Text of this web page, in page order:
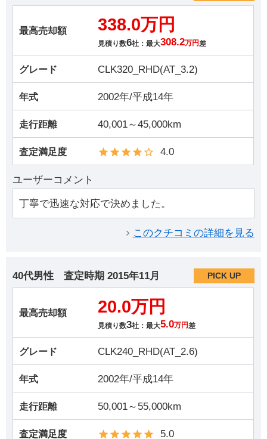
最高売却額 338.0万円
見積り数6社：最大308.2万円 差
グレード CLK320_RHD(AT_3.2)
年式 2002年/平成14年
走行距離 40,001～45,000km
査定満足度 4.0
ユーザーコメント
丁寧で迅速な対応で決めました。
このクチコミの詳細を見る
40代男性 査定時期 2015年11月 PICK UP
最高売却額 20.0万円
見積り数3社：最大5.0万円 差
グレード CLK240_RHD(AT_2.6)
年式 2002年/平成14年
走行距離 50,001～55,000km
査定満足度 5.0